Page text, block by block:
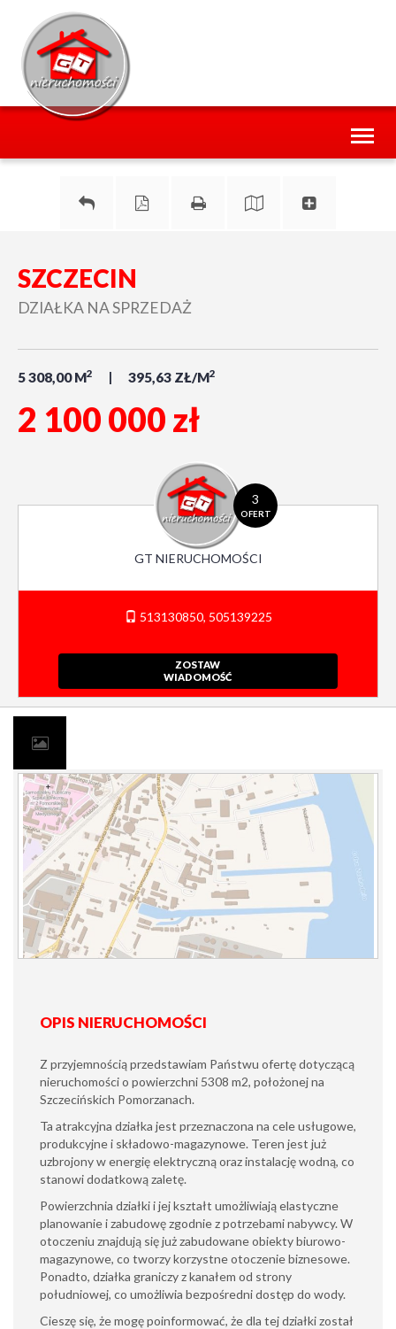
SZCZECIN
DZIAŁKA NA SPRZEDAŻ
5 308,00 M2 395,63 ZŁ/M2
2 100 000 zł
3
OFERT
GT NIERUCHOMOŚCI
513130850, 505139225
ZOSTAW
WIADOMOŚĆ
OPIS NIERUCHOMOŚCI
Z przyjemnością przedstawiam Państwu ofertę dotyczącą
nieruchomości o powierzchni 5308 m2, położonej na
Szczecińskich Pomorzanach.
Ta atrakcyjna działka jest przeznaczona na cele usługowe,
produkcyjne i składowo-magazynowe. Teren jest już
uzbrojony w energię elektryczną oraz instalację wodną, co
stanowi dodatkową zaletę.
Powierzchnia działki i jej kształt umożliwiają elastyczne
planowanie i zabudowę zgodnie z potrzebami nabywcy. W
otoczeniu znajdują się już zabudowane obiekty biurowo-
magazynowe, co tworzy korzystne otoczenie biznesowe.
Ponadto, działka graniczy z kanałem od strony
południowej, co umożliwia bezpośredni dostęp do wody.
Cieszę się, że mogę poinformować, że dla tej działki został